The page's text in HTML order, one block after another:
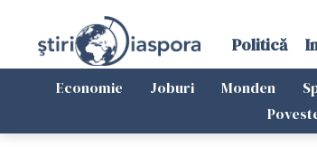
Politică
Economie Joburi Monden